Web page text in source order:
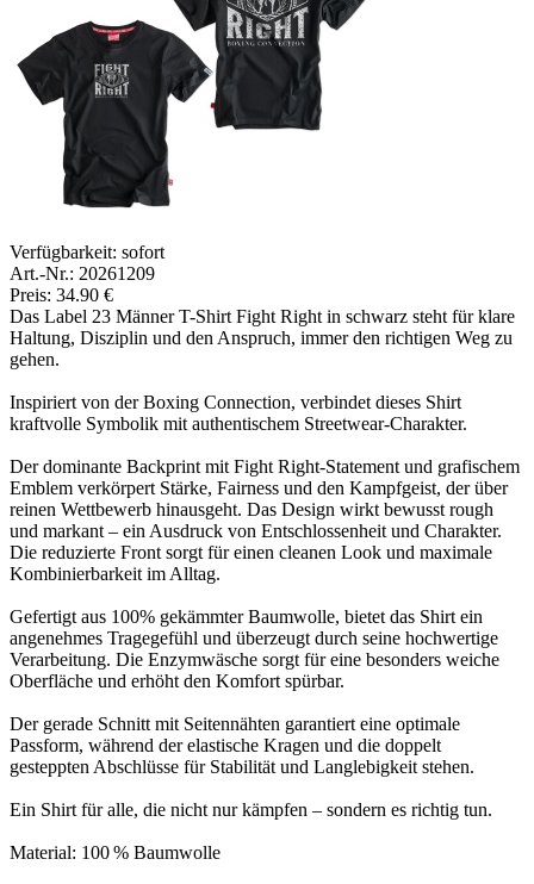
Verfügbarkeit: sofort
Art.-Nr.: 20261209
Preis: 34.90 €
Das Label 23 Männer T-Shirt Fight Right in schwarz steht für klare
Haltung, Disziplin und den Anspruch, immer den richtigen Weg zu
gehen.
Inspiriert von der Boxing Connection, verbindet dieses Shirt
kraftvolle Symbolik mit authentischem Streetwear-Charakter.
Der dominante Backprint mit Fight Right-Statement und grafischem
Emblem verkörpert Stärke, Fairness und den Kampfgeist, der über
reinen Wettbewerb hinausgeht. Das Design wirkt bewusst rough
und markant – ein Ausdruck von Entschlossenheit und Charakter.
Die reduzierte Front sorgt für einen cleanen Look und maximale
Kombinierbarkeit im Alltag.
Gefertigt aus 100% gekämmter Baumwolle, bietet das Shirt ein
angenehmes Tragegefühl und überzeugt durch seine hochwertige
Verarbeitung. Die Enzymwäsche sorgt für eine besonders weiche
Oberfläche und erhöht den Komfort spürbar.
Der gerade Schnitt mit Seitennähten garantiert eine optimale
Passform, während der elastische Kragen und die doppelt
gesteppten Abschlüsse für Stabilität und Langlebigkeit stehen.
Ein Shirt für alle, die nicht nur kämpfen – sondern es richtig tun.
Material: 100 % Baumwolle